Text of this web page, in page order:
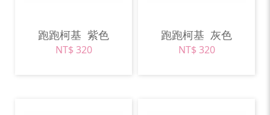
跑跑柯基 紫色
NT$ 320
跑跑柯基 灰色
NT$ 320